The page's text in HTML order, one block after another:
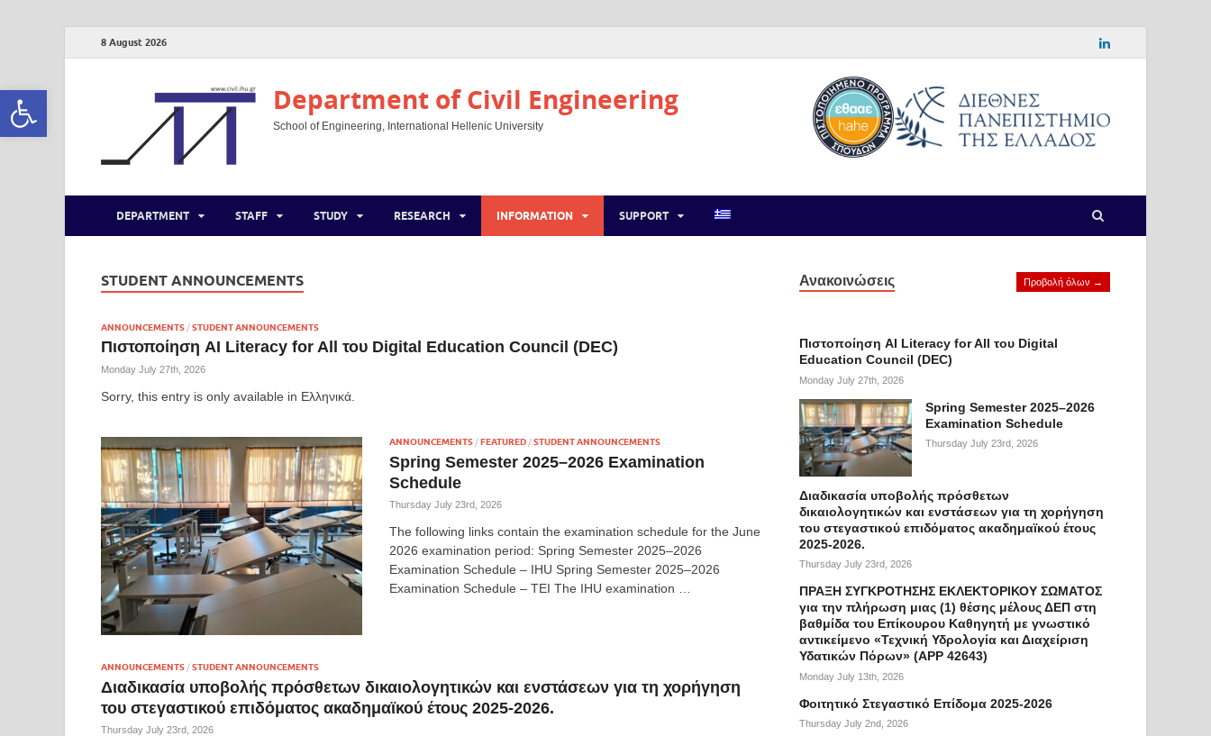
Open toolbar
8 August 2026
Department of Civil Engineering
School of Engineering, International Hellenic University
DEPARTMENT STAFF STUDY RESEARCH INFORMATION SUPPORT
STUDENT ANNOUNCEMENTS
ANNOUNCEMENTS /STUDENT ANNOUNCEMENTS
Πιστοποίηση AI Literacy for All του Digital Education Council (DEC)
Monday July 27th, 2026
Sorry, this entry is only available in Ελληνικά.
ANNOUNCEMENTS /FEATURED /STUDENT ANNOUNCEMENTS
Spring Semester 2025–2026 Examination
Schedule
Thursday July 23rd, 2026
The following links contain the examination schedule for the June
2026 examination period: Spring Semester 2025–2026
Examination Schedule – IHU Spring Semester 2025–2026
Examination Schedule – TEI The IHU examination …
ANNOUNCEMENTS /STUDENT ANNOUNCEMENTS
Διαδικασία υποβολής πρόσθετων δικαιολογητικών και ενστάσεων για τη χορήγηση
του στεγαστικού επιδόματος ακαδημαϊκού έτους 2025-2026.
Thursday July 23rd, 2026
Ανακοινώσεις Προβολή όλων →
Πιστοποίηση AI Literacy for All του Digital
Education Council (DEC)
Monday July 27th, 2026
Spring Semester 2025–2026
Examination Schedule
Thursday July 23rd, 2026
Διαδικασία υποβολής πρόσθετων
δικαιολογητικών και ενστάσεων για τη χορήγηση
του στεγαστικού επιδόματος ακαδημαϊκού έτους
2025-2026.
Thursday July 23rd, 2026
ΠΡΑΞΗ ΣΥΓΚΡΟΤΗΣΗΣ ΕΚΛΕΚΤΟΡΙΚΟΥ ΣΩΜΑΤΟΣ
για την πλήρωση μιας (1) θέσης μέλους ΔΕΠ στη
βαθμίδα του Επίκουρου Καθηγητή με γνωστικό
αντικείμενο «Τεχνική Υδρολογία και Διαχείριση
Υδατικών Πόρων» (APP 42643)
Monday July 13th, 2026
Φοιτητικό Στεγαστικό Επίδομα 2025-2026
Thursday July 2nd, 2026